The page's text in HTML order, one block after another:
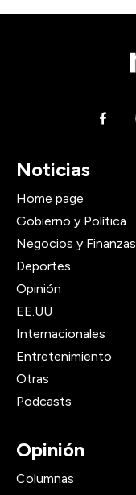
Noticias
Home page
Gobierno y Política
Negocios y Finanzas
Deportes
Opinión
EE.UU
Internacionales
Entretenimiento
Otras
Podcasts
Opinión
Columnas